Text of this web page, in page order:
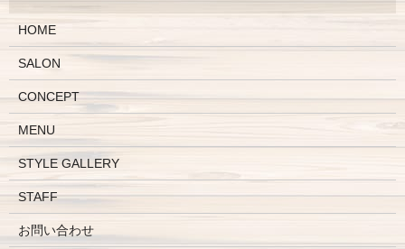
HOME
SALON
CONCEPT
MENU
STYLE GALLERY
STAFF
お問い合わせ